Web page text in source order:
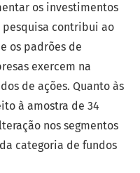
os investimentos
pesquisa contribui ao
os padrões de
exercem na
de ações. Quanto às
à amostra de 34
nos segmentos
categoria de fundos